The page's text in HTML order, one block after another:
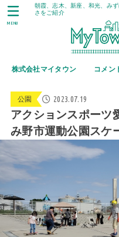
朝霞、志木、新座、和光、み
さをご紹介
株式会社マイタウン コメン
MENU
公園 2023.07.19
アクションスポーツ
み野市運動公園スケ